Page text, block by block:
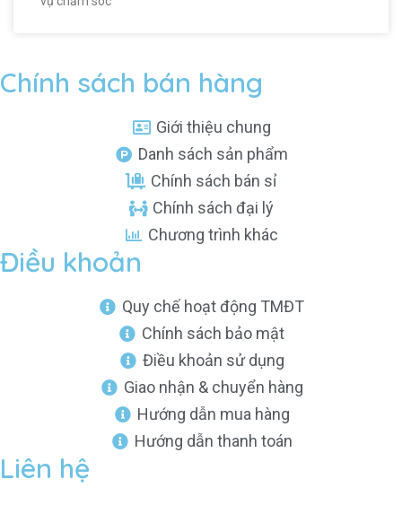
Chính sách bán hàng
Giới thiệu chung
Danh sách sản phẩm
Chính sách bán sỉ
Chính sách đại lý
Chương trình khác
Điều khoản
Quy chế hoạt động TMĐT
Chính sách bảo mật
Điều khoản sử dụng
Giao nhận & chuyển hàng
Hướng dẫn mua hàng
Hướng dẫn thanh toán
Liên hệ